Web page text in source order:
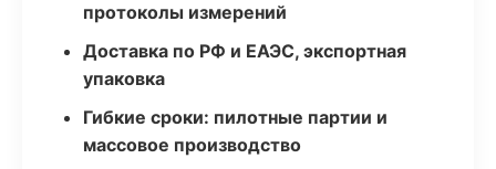
протоколы измерений
Доставка по РФ и ЕАЭС, экспортная
упаковка
Гибкие сроки: пилотные партии и
массовое производство